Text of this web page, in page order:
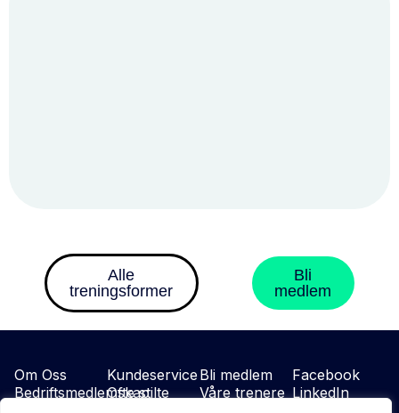
Alle
treningsformer
Bli
medlem
Om Oss
Bedriftsmedlemskap
Kundeservice
Ofte stilte
Bli medlem
Våre trenere
Facebook
LinkedIn